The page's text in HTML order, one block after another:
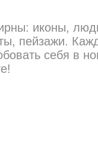
иконы,
пейзажи.
себя в